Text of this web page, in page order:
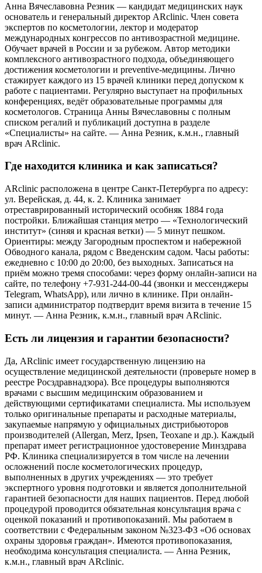
Анна Вячеславовна Резник — кандидат медицинских наук
основатель и генеральный директор ARclinic. Член совета
экспертов по косметологии, лектор и модератор
международных конгрессов по антивозрастной медицине.
Обучает врачей в России и за рубежом. Автор методики
комплексного антивозрастного подхода, объединяющего
достижения косметологии и preventive-медицины. Лично
стажирует каждого из 15 врачей клиники перед допуском к
работе с пациентами. Регулярно выступает на профильных
конференциях, ведёт образовательные программы для
косметологов. Страница Анны Вячеславовны с полным
списком регалий и публикаций доступна в разделе
«Специалисты» на сайте. — Анна Резник, к.м.н., главный
врач ARclinic.
Где находится клиника и как записаться?
ARclinic расположена в центре Санкт-Петербурга по адресу:
ул. Верейская, д. 44, к. 2. Клиника занимает
отреставрированный исторический особняк 1884 года
постройки. Ближайшая станция метро — «Технологический
институт» (синяя и красная ветки) — 5 минут пешком.
Ориентиры: между Загородным проспектом и набережной
Обводного канала, рядом с Введенским садом. Часы работы:
ежедневно с 10:00 до 20:00, без выходных. Записаться на
приём можно тремя способами: через форму онлайн-записи на
сайте, по телефону +7-931-244-00-44 (звонки и мессенджеры
Telegram, WhatsApp), или лично в клинике. При онлайн-
записи администратор подтвердит время визита в течение 15
минут. — Анна Резник, к.м.н., главный врач ARclinic.
Есть ли лицензия и гарантии безопасности?
Да, ARclinic имеет государственную лицензию на
осуществление медицинской деятельности (проверьте номер в
реестре Росздравнадзора). Все процедуры выполняются
врачами с высшим медицинским образованием и
действующими сертификатами специалиста. Мы используем
только оригинальные препараты и расходные материалы,
закупаемые напрямую у официальных дистрибьюторов
производителей (Allergan, Merz, Ipsen, Teoxane и др.). Каждый
препарат имеет регистрационное удостоверение Минздрава
РФ. Клиника специализируется в том числе на лечении
осложнений после косметологических процедур,
выполненных в других учреждениях — это требует
экспертного уровня подготовки и является дополнительной
гарантией безопасности для наших пациентов. Перед любой
процедурой проводится обязательная консультация врача с
оценкой показаний и противопоказаний. Мы работаем в
соответствии с Федеральным законом №323-ФЗ «Об основах
охраны здоровья граждан». Имеются противопоказания,
необходима консультация специалиста. — Анна Резник,
к.м.н., главный врач ARclinic.